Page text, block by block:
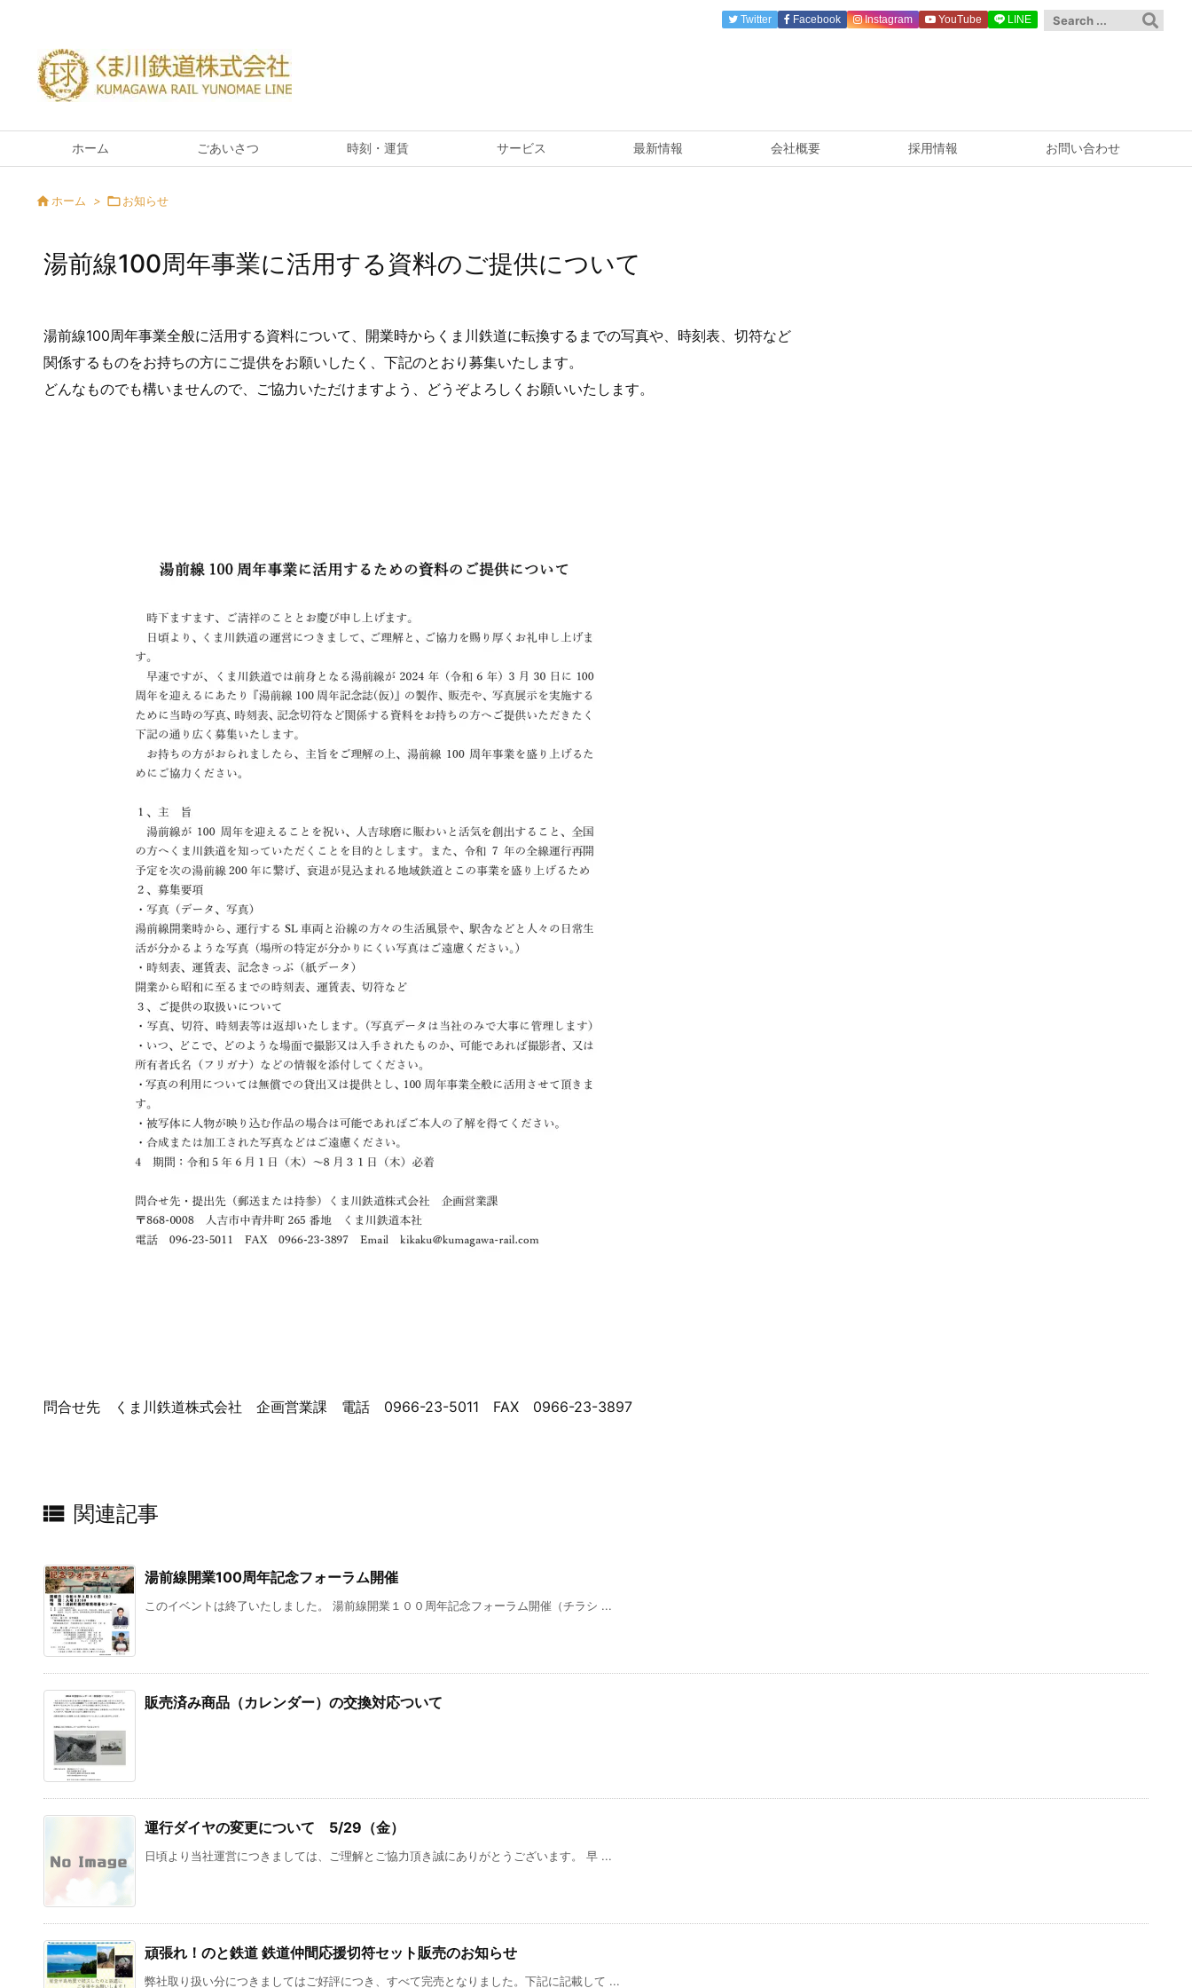
ホーム ごあいさつ 時刻・運賃 サービス 最新情報 会社概要 採用情報 お問い合わせ
Twitter Facebook Instagram YouTube LINE
 ホーム > お知らせ
湯前線100周年事業に活用する資料のご提供について
湯前線100周年事業全般に活用する資料について、開業時からくま川鉄道に転換するまでの写真や、時刻表、切符など
関係するものをお持ちの方にご提供をお願いしたく、下記のとおり募集いたします。
どんなものでも構いませんので、ご協力いただけますよう、どうぞよろしくお願いいたします。
問合せ先 くま川鉄道株式会社 企画営業課 電話 0966-23-5011 FAX 0966-23-3897
 関連記事
湯前線開業100周年記念フォーラム開催
このイベントは終了いたしました。 湯前線開業１００周年記念フォーラム開催（チラシ ...
販売済み商品（カレンダー）の交換対応ついて
運行ダイヤの変更について 5/29（金）
日頃より当社運営につきましては、ご理解とご協力頂き誠にありがとうございます。 早 ...
頑張れ！のと鉄道 鉄道仲間応援切符セット販売のお知らせ
弊社取り扱い分につきましてはご好評につき、すべて完売となりました。下記に記載して ...